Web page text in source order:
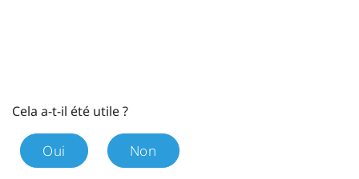
Cela a-t-il été utile ?
Oui Non